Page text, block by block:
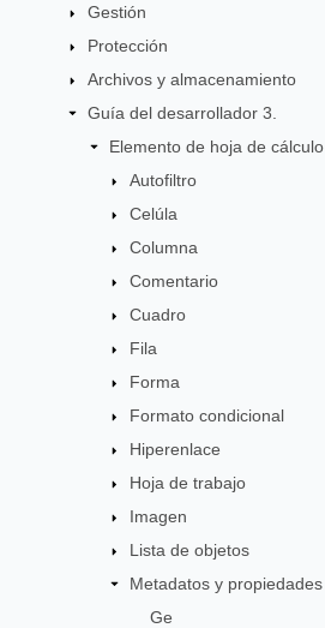
Gestión
Protección
Archivos y almacenamiento
Guía del desarrollador 3.
Elemento de hoja de cálculo
Autofiltro
Celúla
Columna
Comentario
Cuadro
Fila
Forma
Formato condicional
Hiperenlace
Hoja de trabajo
Imagen
Lista de objetos
Metadatos y propiedades
Ge